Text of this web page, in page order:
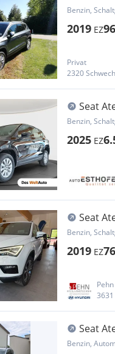
Benzin,
2019 EZ
Privat
2320
Seat
Benzin,
2025 EZ
Seat
Benzin,
2019 EZ
Seat
Benzin,